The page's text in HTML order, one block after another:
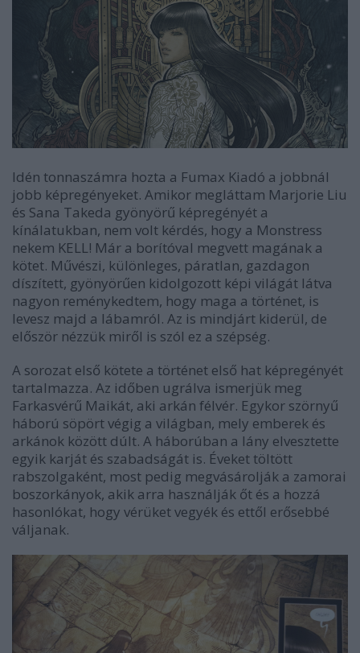
Idén tonnaszámra hozta a Fumax Kiadó a jobbnál
jobb képregényeket. Amikor megláttam Marjorie Liu
és Sana Takeda gyönyörű képregényét a
kínálatukban, nem volt kérdés, hogy a Monstress
nekem KELL! Már a borítóval megvett magának a
kötet. Művészi, különleges, páratlan, gazdagon
díszített, gyönyörűen kidolgozott képi világát látva
nagyon reménykedtem, hogy maga a történet, is
levesz majd a lábamról. Az is mindjárt kiderül, de
először nézzük miről is szól ez a szépség.
A sorozat első kötete a történet első hat képregényét
tartalmazza. Az időben ugrálva ismerjük meg
Farkasvérű Maikát, aki arkán félvér. Egykor szörnyű
háború söpört végig a világban, mely emberek és
arkánok között dúlt. A háborúban a lány elvesztette
egyik karját és szabadságát is. Éveket töltött
rabszolgaként, most pedig megvásárolják a zamorai
boszorkányok, akik arra használják őt és a hozzá
hasonlókat, hogy vérüket vegyék és ettől erősebbé
váljanak.